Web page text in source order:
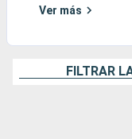
reservada para
como BlueIguana
Las rutas se
Un crucero festivo
Ver más
FILTRAR